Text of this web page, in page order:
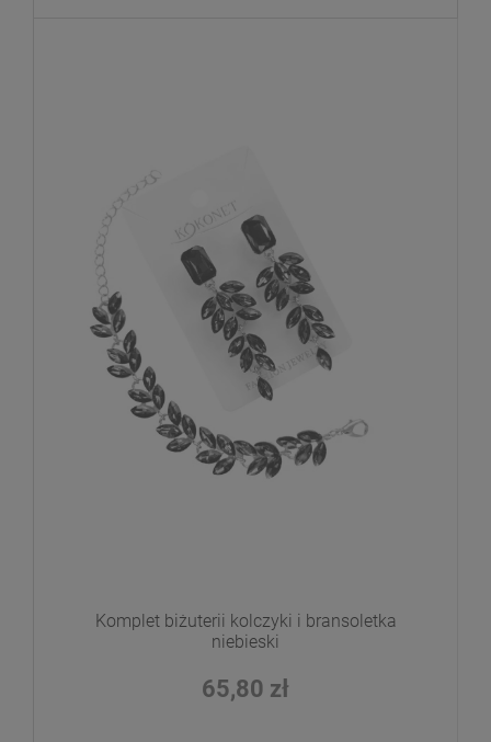
Komplet biżuterii kolczyki i bransoletka
niebieski
65,80 zł